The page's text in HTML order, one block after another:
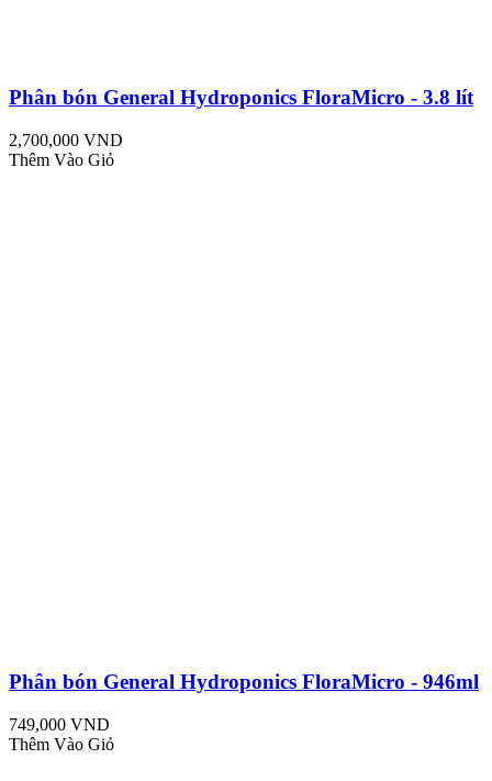
Phân bón General Hydroponics FloraMicro - 3.8 lít
2,700,000 VND
Thêm Vào Giỏ
Phân bón General Hydroponics FloraMicro - 946ml
749,000 VND
Thêm Vào Giỏ